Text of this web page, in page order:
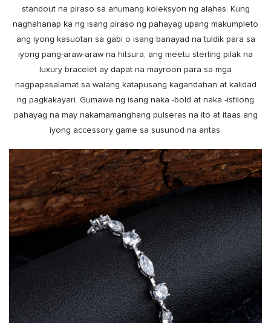
standout na piraso sa anumang koleksyon ng alahas. Kung
naghahanap ka ng isang piraso ng pahayag upang makumpleto
ang iyong kasuotan sa gabi o isang banayad na tuldik para sa
iyong pang-araw-araw na hitsura, ang meetu sterling pilak na
luxury bracelet ay dapat na mayroon para sa mga
nagpapasalamat sa walang katapusang kagandahan at kalidad
ng pagkakayari. Gumawa ng isang naka -bold at naka -istilong
pahayag na may nakamamanghang pulseras na ito at itaas ang
iyong accessory game sa susunod na antas.